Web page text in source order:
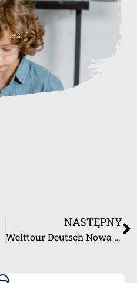
NASTĘPNY
Welttour Deutsch Nowa Era